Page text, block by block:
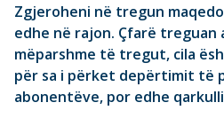
Zgjeroheni në tregun
edhe në rajon. Çfarë treguan
mëparshme të tregut, cila
për sa i përket depërtimit të
abonentëve, por edhe